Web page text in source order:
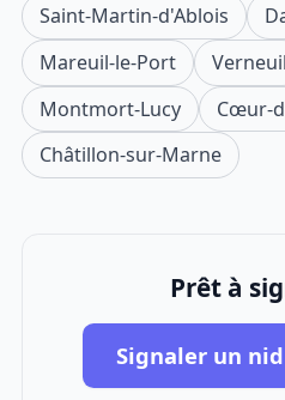
Saint-Martin-d'Ablois
Mareuil-le-Port
Verneuil
Montmort-Lucy
Cœur-
Châtillon-sur-Marne
Prêt à
Signaler un